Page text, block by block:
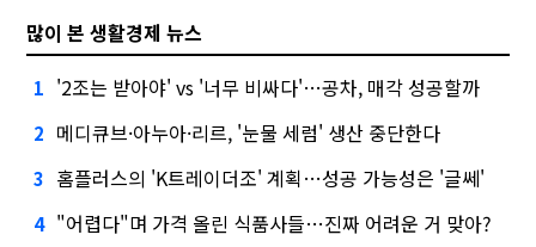
많이 본 생활경제 뉴스
1 '2조는 받아야' vs '너무 비싸다'…공차, 매각 성공할까
2 메디큐브·아누아·리르, '눈물 세럼' 생산 중단한다
3 홈플러스의 'K트레이더조' 계획…성공 가능성은 '글쎄'
4 "어렵다"며 가격 올린 식품사들…진짜 어려운 거 맞아?